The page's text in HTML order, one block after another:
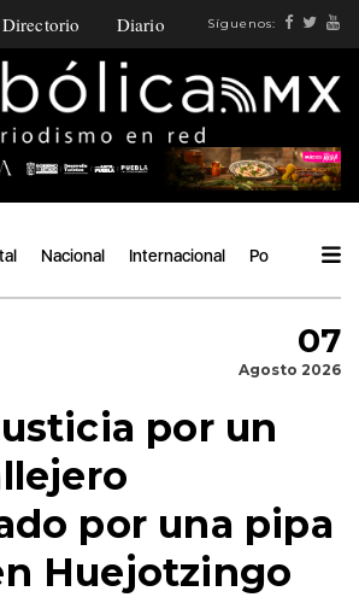
Directorio Diario Síguenos:
Nacional Internacional Política
07
Agosto 2026
por un
por una pipa
Huejotzingo